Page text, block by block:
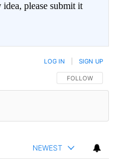
please submit it
FOLLOW THIS
FOLLOW
LOG IN SIGN UP
NEWEST